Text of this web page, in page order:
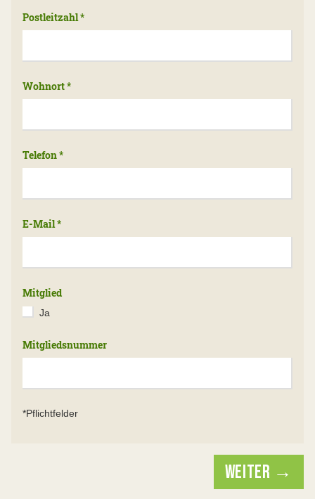
Postleitzahl*
Wohnort*
Telefon*
E-Mail*
Mitglied
Ja
Mitgliedsnummer
*Pflichtfelder
WEITER →